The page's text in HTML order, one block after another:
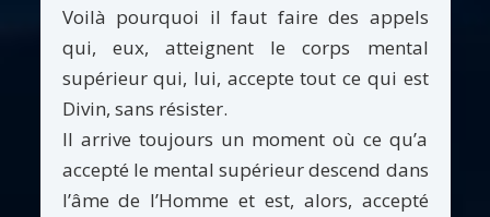
Voilà pourquoi il faut faire des appels
qui, eux, atteignent le corps mental
supérieur qui, lui, accepte tout ce qui est
Divin, sans résister.
Il arrive toujours un moment où ce qu’a
accepté le mental supérieur descend dans
l’âme de l’Homme et est, alors, accepté